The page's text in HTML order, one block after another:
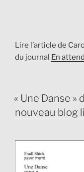
Lire l’article de
du journal En
PUBLIÉ
LE
« Une Danse »
nouveau blog